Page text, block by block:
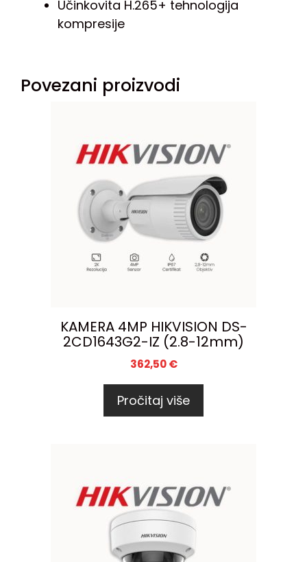
Učinkovita H.265+ tehnologija
kompresije
Povezani proizvodi
KAMERA 4MP HIKVISION DS-
2CD1643G2-IZ (2.8-12mm)
362,50€
Pročitaj više